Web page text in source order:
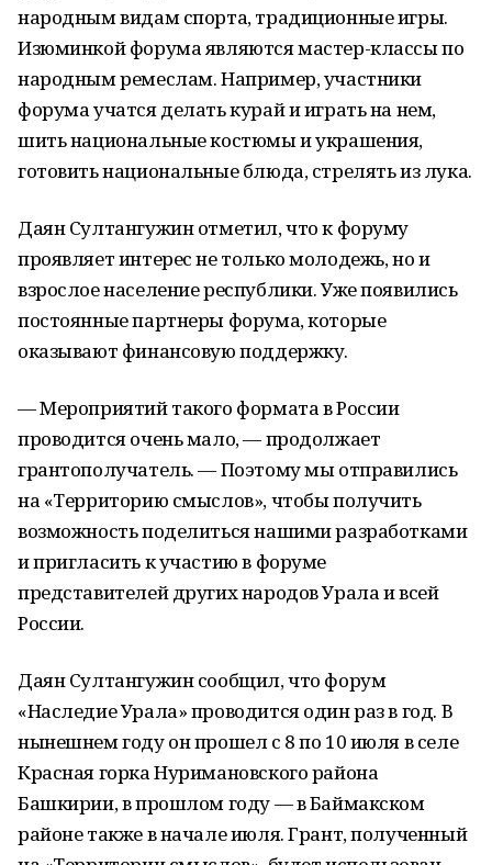
народным видам спорта, традиционные игры.
Изюминкой форума являются мастер-классы по
народным ремеслам. Например, участники
форума учатся делать курай и играть на нем,
шить национальные костюмы и украшения,
готовить национальные блюда, стрелять из лука.
Даян Султангужин отметил, что к форуму
проявляет интерес не только молодежь, но и
взрослое население республики. Уже появились
постоянные партнеры форума, которые
оказывают финансовую поддержку.
— Мероприятий такого формата в России
проводится очень мало, — продолжает
грантополучатель. — Поэтому мы отправились
на «Территорию смыслов», чтобы получить
возможность поделиться нашими разработками
и пригласить к участию в форуме
представителей других народов Урала и всей
России.
Даян Султангужин сообщил, что форум
«Наследие Урала» проводится один раз в год. В
нынешнем году он прошел с 8 по 10 июля в селе
Красная горка Нуримановского района
Башкирии, в прошлом году — в Баймакском
районе также в начале июля. Грант, полученный